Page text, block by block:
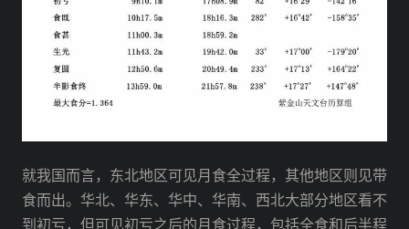
就我国而言，东北地区可见月食全过程，其他地区则见带
食而出。华北、华东、华中、华南、西北大部分地区看不
到初亏，但可见初亏之后的月食过程，包括全食和后半程